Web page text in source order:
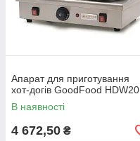
Апарат для приготування
хот-догів GoodFood HDW20
В наявності
4 672,50 ₴